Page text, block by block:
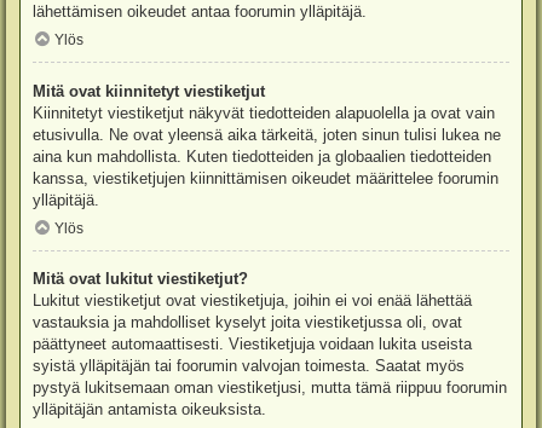
lähettämisen oikeudet antaa foorumin ylläpitäjä.
Ylös
Mitä ovat kiinnitetyt viestiketjut
Kiinnitetyt viestiketjut näkyvät tiedotteiden alapuolella ja ovat vain
etusivulla. Ne ovat yleensä aika tärkeitä, joten sinun tulisi lukea ne
aina kun mahdollista. Kuten tiedotteiden ja globaalien tiedotteiden
kanssa, viestiketjujen kiinnittämisen oikeudet määrittelee foorumin
ylläpitäjä.
Ylös
Mitä ovat lukitut viestiketjut?
Lukitut viestiketjut ovat viestiketjuja, joihin ei voi enää lähettää
vastauksia ja mahdolliset kyselyt joita viestiketjussa oli, ovat
päättyneet automaattisesti. Viestiketjuja voidaan lukita useista
syistä ylläpitäjän tai foorumin valvojan toimesta. Saatat myös
pystyä lukitsemaan oman viestiketjusi, mutta tämä riippuu foorumin
ylläpitäjän antamista oikeuksista.